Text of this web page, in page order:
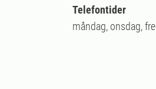
Telefontider
måndag, onsdag,